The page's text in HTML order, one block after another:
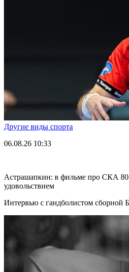
Другие виды спорта
06.08.26 10:33
Астрашапкин: в фильме про СКА
удовольствием
Интервью с гандболистом сборной